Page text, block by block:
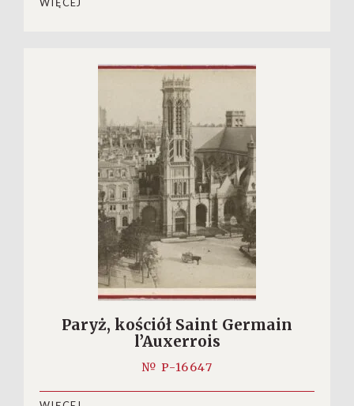
Paryż, kościół Saint Germain
l’Auxerrois
№ P-16647